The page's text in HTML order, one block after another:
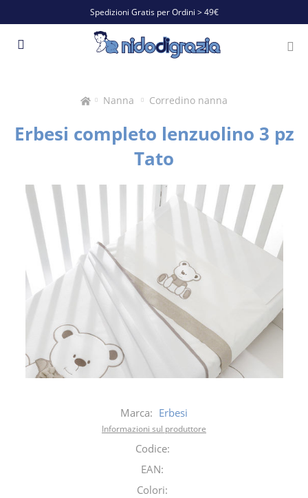
Spedizioni Gratis per Ordini > 49€
Nanna Corredino nanna
Erbesi completo lenzuolino 3 pz
Tato
Marca: Erbesi
Informazioni sul produttore
Codice:
EAN:
Colori: